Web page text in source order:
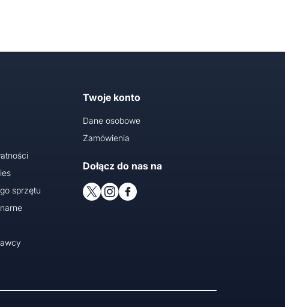
sprzętu
Twoje konto
Dane osobowe
Zamówienia
Dołącz do nas na